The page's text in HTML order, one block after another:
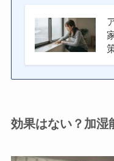
効果はない？加湿